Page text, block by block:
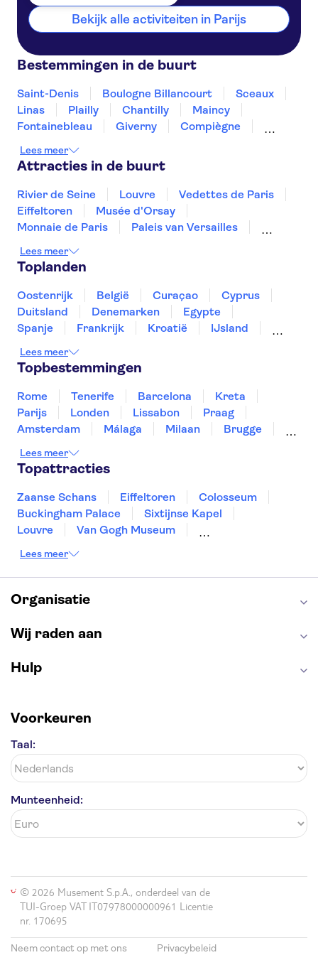
Bekijk alle activiteiten in Parijs
Bestemmingen in de buurt
Saint-Denis Boulogne Billancourt
Sceaux
Linas
Plailly Chantilly
Maincy
Fontainebleau
Giverny
Compiègne
Lees meer
Attracties in de buurt
Rivier de Seine Louvre
Vedettes de Paris
Eiffeltoren
Musée d'Orsay
Monnaie de Paris
Paleis van Versailles
Sainte-Chapelle en Conciergerie
Montmartre
Tours en trips vanuit Paris
Musée du quai Branly
Loiredal en kastelen
Lees meer
Toplanden
Oostenrijk België Curaçao
Cyprus
Duitsland
Denemarken
Egypte
Spanje
Frankrijk Kroatië
IJsland
Noorwegen
Portugal
Thailand
Tunesië
Lees meer
Topbestemmingen
Rome Tenerife Barcelona
Kreta
Parijs
Londen Lissabon
Praag
Amsterdam
Málaga Milaan
Brugge
Den Haag
Utrecht
Haarlem
Leiden
Lees meer
Topattracties
Zaanse Schans Eiffeltoren
Colosseum
Buckingham Palace
Sixtijnse Kapel
Louvre
Van Gogh Museum
Tower of London
Moulin Rouge
Keukenhof
ARTIS
Edinburgh Castle
Alhambra
Lees meer
Organisatie
Wij raden aan
Hulp
Voorkeuren
Taal:
Munteenheid:
© 2026 Musement S.p.A., onderdeel van de
TUI-Groep VAT IT07978000000961 Licentie
nr. 170695
Neem contact op met ons Privacybeleid